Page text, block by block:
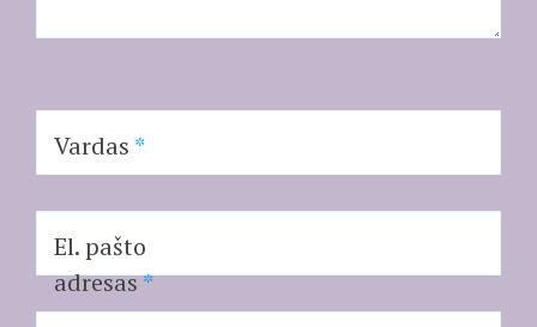
Vardas *
El. pašto
adresas*